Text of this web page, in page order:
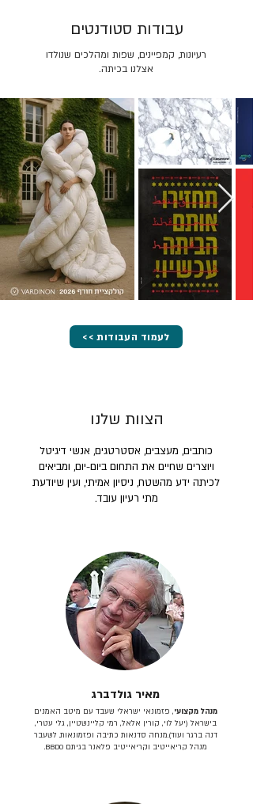
רעיונות, קמפיינים, שפות ומהלכים שנולדו
אצלנו בכיתה.
עבודות סטודנטים
<< לעמוד העבודות
הצוות שלנו
כותבים, מעצבים, אסטרטגים, אנשי דיגיטל
ויוצרים שחיים את התחום ביום-יום, ומביאים
לכיתה ידע מהשטח, ניסיון אמיתי, ועין שיודעת
מתי רעיון עובד.
מאיר גולדברג
מנהל מקצועי, פזמונאי ישראלי שעבד עם מיטב האמנים
בישראל (יעל לוי, קורין אלאל, רמי קליינשטיין, גלי עטרי,
דנה ברגר ועוד).מנחה סדנאות כתיבה ופזמונאות. לשעבר
מנהל קריאייטיב וקריאייטיב פלאנר בגיתם BBDO.